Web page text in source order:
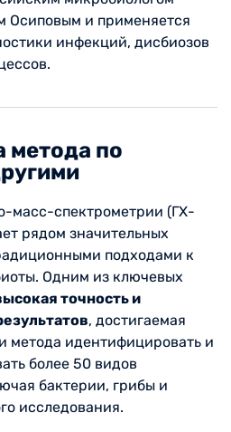
Осиповым и применяется
инфекций, дисбиозов
метода по
масс-спектрометрии (ГХ-
рядом значительных
подходами к
Одним из ключевых
точность и
, достигаемая
метода идентифицировать и
более 50 видов
бактерии, грибы и
исследования.